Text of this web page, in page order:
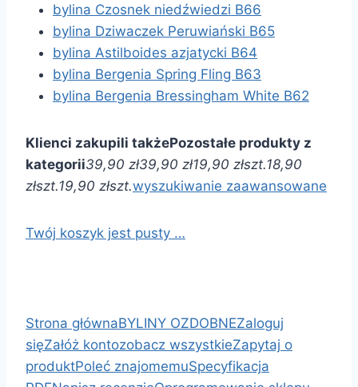
bylina Czosnek niedźwiedzi B66
bylina Dziwaczek Peruwiański B65
bylina Astilboides azjatycki B64
bylina Bergenia Spring Fling B63
bylina Bergenia Bressingham White B62
Klienci zakupili takżePozostałe produkty z
kategorii39,90 zł39,90 zł19,90 złszt.18,90
złszt.19,90 złszt.wyszukiwanie zaawansowane
Twój koszyk jest pusty …
Strona głównaBYLINY OZDOBNEZaloguj
sięZałóż kontozobacz wszystkieZapytaj o
produktPoleć znajomemuSpecyfikacja